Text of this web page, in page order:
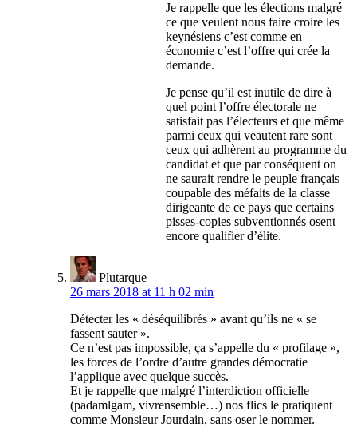
Je rappelle que les élections malgré
ce que veulent nous faire croire les
keynésiens c’est comme en
économie c’est l’offre qui crée la
demande.
Je pense qu’il est inutile de dire à
quel point l’offre électorale ne
satisfait pas l’électeurs et que même
parmi ceux qui veautent rare sont
ceux qui adhèrent au programme du
candidat et que par conséquent on
ne saurait rendre le peuple français
coupable des méfaits de la classe
dirigeante de ce pays que certains
pisses-copies subventionnés osent
encore qualifier d’élite.
Plutarque
26 mars 2018 at 11 h 02 min
Détecter les « déséquilibrés » avant qu’ils ne « se
fassent sauter ».
Ce n’est pas impossible, ça s’appelle du « profilage »,
les forces de l’ordre d’autre grandes démocratie
l’applique avec quelque succès.
Et je rappelle que malgré l’interdiction officielle
(padamlgam, vivrensemble…) nos flics le pratiquent
comme Monsieur Jourdain, sans oser le nommer.